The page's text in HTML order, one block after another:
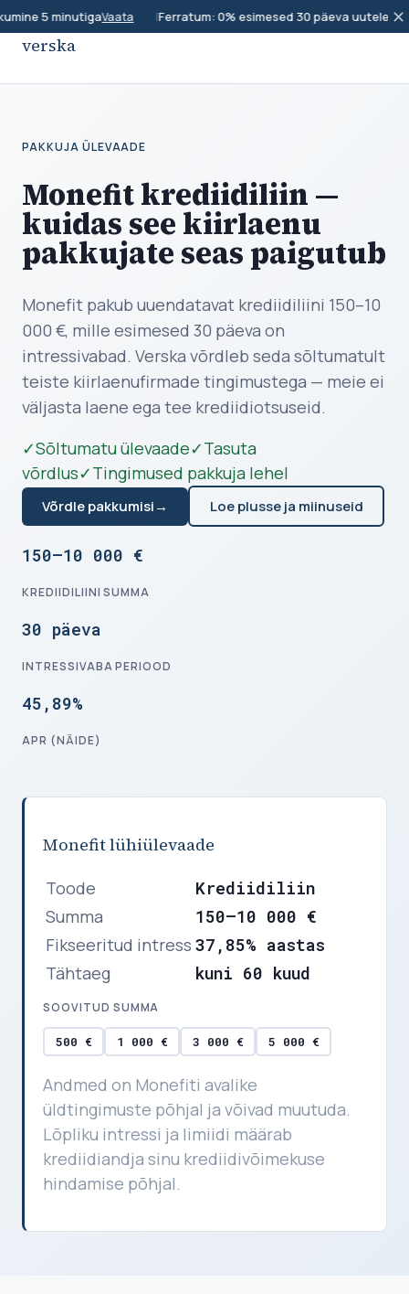
5 minutigaVaata Ferratum: 0% esimesed 30 päeva uutele ✕
verska
PAKKUJA ÜLEVAADE
Monefit krediidiliin —
kuidas see kiirlaenu
pakkujate seas paigutub
Monefit pakub uuendatavat krediidiliini 150–10
000 €, mille esimesed 30 päeva on
intressivabad. Verska võrdleb seda sõltumatult
teiste kiirlaenufirmade tingimustega — meie ei
väljasta laene ega tee krediidiotsuseid.
✓Sõltumatu ülevaade✓Tasuta
võrdlus✓Tingimused pakkuja lehel
Võrdle pakkumisi→ Loe plusse ja miinuseid
150–10 000 €
KREDIIDILIINI SUMMA
30 päeva
INTRESSIVABA PERIOOD
45,89%
APR (NÄIDE)
Monefit lühiülevaade
Toode
Krediidiliin
Summa
150–10 000 €
Fikseeritud intress 37,85% aastas
Tähtaeg
kuni 60 kuud
SOOVITUD SUMMA
500 € 1 000 € 3 000 € 5 000 €
Andmed on Monefiti avalike
üldtingimuste põhjal ja võivad muutuda.
Lõpliku intressi ja limiidi määrab
krediidiandja sinu krediidivõimekuse
hindamise põhjal.